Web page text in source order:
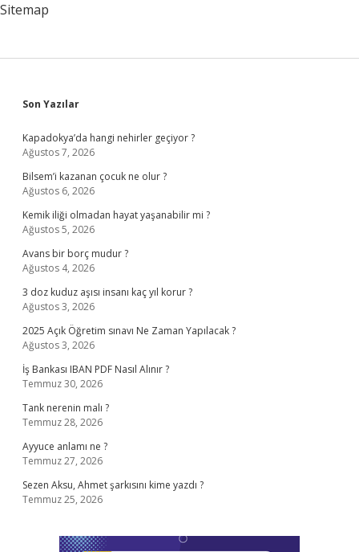
Sitemap
Sidebar
Son Yazılar
Kapadokya’da hangi nehirler geçiyor ?
Ağustos 7, 2026
Bilsem’i kazanan çocuk ne olur ?
Ağustos 6, 2026
Kemik iliği olmadan hayat yaşanabilir mi ?
Ağustos 5, 2026
Avans bir borç mudur ?
Ağustos 4, 2026
3 doz kuduz aşısı insanı kaç yıl korur ?
Ağustos 3, 2026
2025 Açık Öğretim sınavı Ne Zaman Yapılacak ?
Ağustos 3, 2026
İş Bankası IBAN PDF Nasıl Alınır ?
Temmuz 30, 2026
Tank nerenin malı ?
Temmuz 28, 2026
Ayyuce anlamı ne ?
Temmuz 27, 2026
Sezen Aksu, Ahmet şarkısını kime yazdı ?
Temmuz 25, 2026